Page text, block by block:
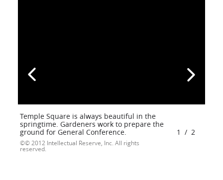
Temple Square is always beautiful in the
springtime. Gardeners work to prepare the
ground for General Conference.
© 2012 Intellectual Reserve, Inc. All rights
reserved.
1 / 2